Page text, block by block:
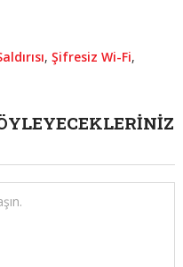
, Şifresiz Wi-Fi,